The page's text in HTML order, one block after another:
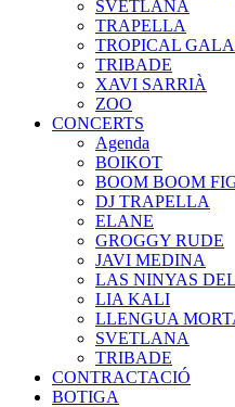
SVETLANA
TRAPELLA
TROPICAL
TRIBADE
XAVI SARRIÀ
ZOO
CONCERTS
Agenda
BOIKOT
BOOM BOOM
DJ TRAPELLA
ELANE
GROGGY RUDE
JAVI MEDINA
LAS NINYAS
LIA KALI
LLENGUA
SVETLANA
TRIBADE
CONTRACTACIÓ
BOTIGA